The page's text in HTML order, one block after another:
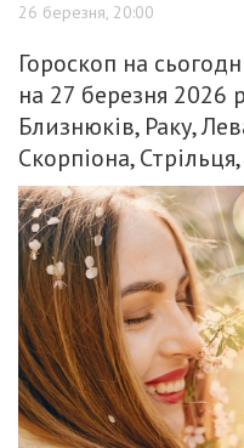
26 березня, 20:00
Гороскоп на
на 27 березня 2026
Близнюків, Раку,
Скорпіона,